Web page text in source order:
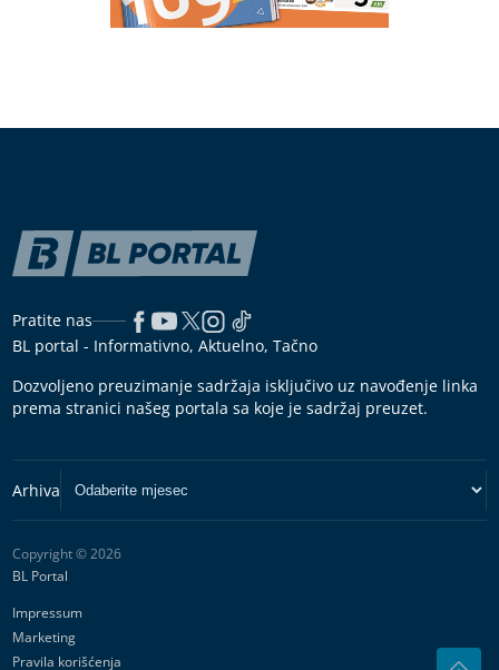
Pratite nas
BL portal - Informativno, Aktuelno, Tačno
Dozvoljeno preuzimanje sadržaja isključivo uz navođenje linka
prema stranici našeg portala sa koje je sadržaj preuzet.
Copyright © 2026
BL Portal
Impressum
Marketing
Pravila korišćenja